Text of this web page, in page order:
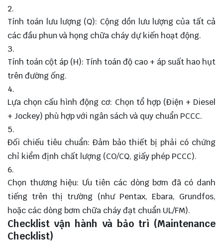
Tính toán lưu lượng (Q): Cộng dồn lưu lượng của tất cả
các đầu phun và họng chữa cháy dự kiến hoạt động.
Tính toán cột áp (H): Tính toán độ cao + áp suất hao hụt
trên đường ống.
Lựa chọn cấu hình động cơ: Chọn tổ hợp (Điện + Diesel
+ Jockey) phù hợp với ngân sách và quy chuẩn PCCC.
Đối chiếu tiêu chuẩn: Đảm bảo thiết bị phải có chứng
chỉ kiểm định chất lượng (CO/CQ, giấy phép PCCC).
Chọn thương hiệu: Ưu tiên các dòng bơm đã có danh
tiếng trên thị trường (như Pentax, Ebara, Grundfos,
hoặc các dòng bơm chữa cháy đạt chuẩn UL/FM).
Checklist vận hành và bảo trì (Maintenance
Checklist)